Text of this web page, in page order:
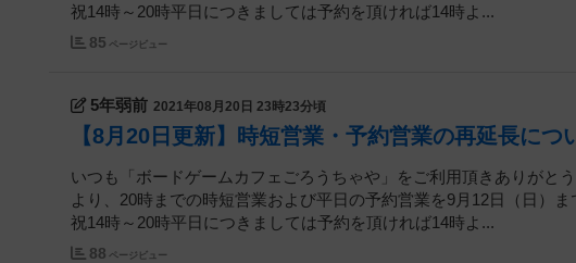
祝14時～20時平日につきましては予約を頂ければ14時よ...
85 ページビュー
5年弱前 2021年08月20日 23時23分頃
【8月20日更新】時短営業・予約営業の再延長につ
いつも「ボードゲームカフェごろうちゃや」をご利用頂きありがと
より、20時までの時短営業および平日の予約営業を9月12日（日）
祝14時～20時平日につきましては予約を頂ければ14時よ...
88 ページビュー